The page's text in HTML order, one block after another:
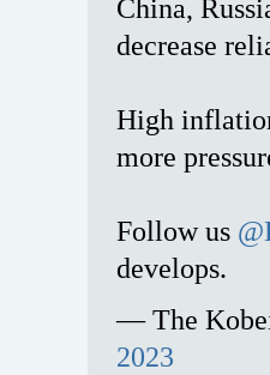
China,
decrease
High
more
Follow us
develops.
— The
2023